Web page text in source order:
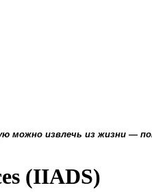
можно извлечь из жизни —
(IIADS)